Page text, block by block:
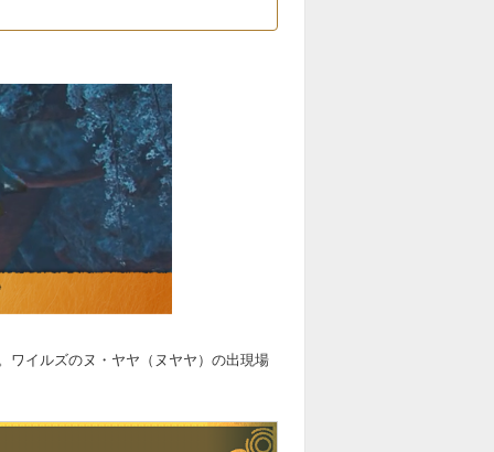
ワイルズのヌ・ヤヤ（ヌヤヤ）の出現場